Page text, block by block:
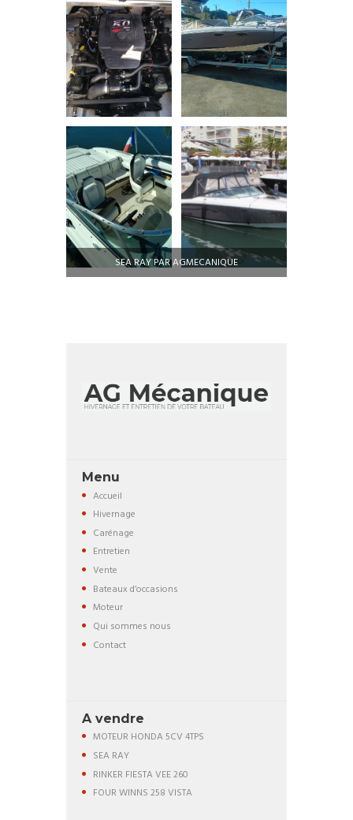
SEA RAY PAR AGMECANIQUE
Menu
Accueil
Hivernage
Carénage
Entretien
Vente
Bateaux d’occasions
Moteur
Qui sommes nous
Contact
A vendre
MOTEUR HONDA 5CV 4TPS
SEA RAY
RINKER FIESTA VEE 260
FOUR WINNS 258 VISTA